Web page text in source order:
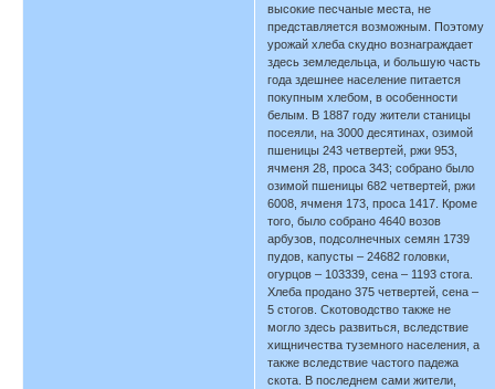
высокие песчаные места, не
представляется возможным. Поэтому
урожай хлеба скудно вознаграждает
здесь земледельца, и большую часть
года здешнее население питается
покупным хлебом, в особенности
белым. В 1887 году жители станицы
посеяли, на 3000 десятинах, озимой
пшеницы 243 четвертей, ржи 953,
ячменя 28, проса 343; собрано было
озимой пшеницы 682 четвертей, ржи
6008, ячменя 173, проса 1417. Кроме
того, было собрано 4640 возов
арбузов, подсолнечных семян 1739
пудов, капусты – 24682 головки,
огурцов – 103339, сена – 1193 стога.
Хлеба продано 375 четвертей, сена –
5 стогов. Скотоводство также не
могло здесь развиться, вследствие
хищничества туземного населения, а
также вследствие частого падежа
скота. В последнем сами жители,